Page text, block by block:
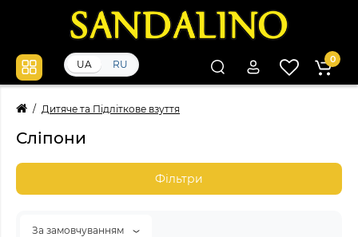
UA RU 0
Дитяче та Підліткове взуття
Сліпони
Фільтри
За замовчуванням